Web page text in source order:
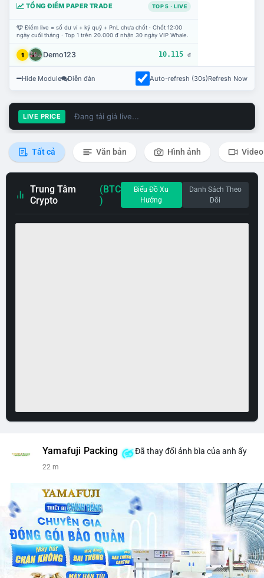
TỔNG ĐIỂM PAPER TRADE TOP 5 · LIVE
Điểm live = số dư ví + ký quỹ + PnL chưa chốt · Chốt 12:00
ngày cuối tháng · Top 1 trên 20.000 đ nhận 30 ngày VIP Whale.
1 Demo123 10.115 đ
Hide Module Diễn đàn Auto-refresh (30s)Refresh Now
LIVE PRICE Đang tải giá live...
Tất cả Văn bản Hình ảnh Video
Trung Tâm
Crypto
(BTC
)
Biểu Đồ Xu
Hướng
Danh Sách Theo
Dõi
Yamafuji Packing Đã thay đổi ảnh bìa của anh ấy
22 m